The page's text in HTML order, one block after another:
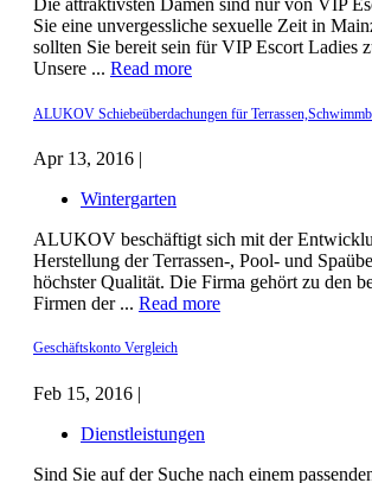
Die attraktivsten Damen sind nur von VIP
Sie eine unvergessliche sexuelle Zeit in
sollten Sie bereit sein für VIP Escort Ladies
Unsere ... Read more
ALUKOV Schiebeüberdachungen für
Apr 13, 2016 |
Wintergarten
ALUKOV beschäftigt sich mit der
Herstellung der Terrassen-, Pool- und
höchster Qualität. Die Firma gehört zu den
Firmen der ... Read more
Geschäftskonto Vergleich
Feb 15, 2016 |
Dienstleistungen
Sind Sie auf der Suche nach einem